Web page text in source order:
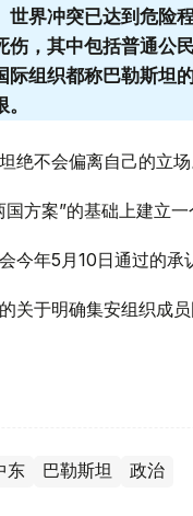
世界冲突已达到危险
伤，其中包括普通公
际组织都称巴勒斯坦
绝不会偏离自己的立场
方案”的基础上建立
年5月10日通过的承
关于明确集安组织成
东 巴勒斯坦 政治